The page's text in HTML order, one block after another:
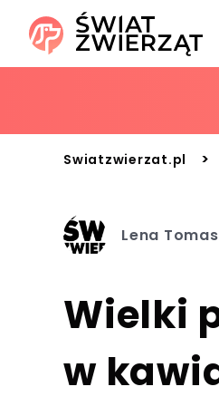
Swiatzwierzat.pl >
Lena
Wielki
w